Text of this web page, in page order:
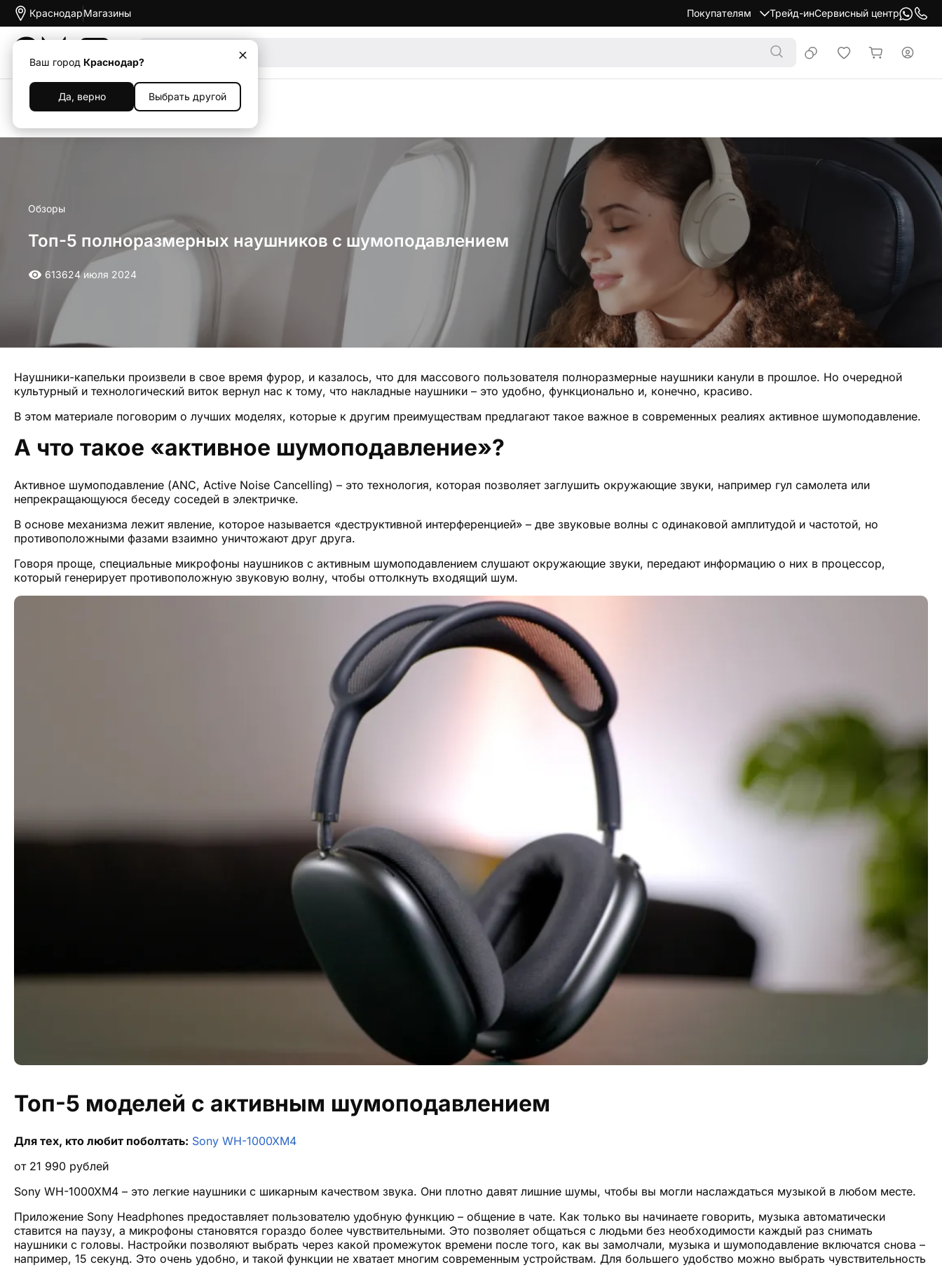
Краснодар
Ваш город Краснодар?
Да, верно Выбрать другой
Магазины Покупателям Трейд-инСервисный центр
Обзоры
Топ-5 полноразмерных наушников с шумоподавлением
613624 июля 2024
Наушники-капельки произвели в свое время фурор, и казалось, что для массового пользователя полноразмерные наушники канули в прошлое. Но очередной
культурный и технологический виток вернул нас к тому, что накладные наушники – это удобно, функционально и, конечно, красиво.
В этом материале поговорим о лучших моделях, которые к другим преимуществам предлагают такое важное в современных реалиях активное шумоподавление.
А что такое «активное шумоподавление»?
Активное шумоподавление (ANC, Active Noise Cancelling) – это технология, которая позволяет заглушить окружающие звуки, например гул самолета или
непрекращающуюся беседу соседей в электричке.
В основе механизма лежит явление, которое называется «деструктивной интерференцией» – две звуковые волны с одинаковой амплитудой и частотой, но
противоположными фазами взаимно уничтожают друг друга.
Говоря проще, специальные микрофоны наушников с активным шумоподавлением слушают окружающие звуки, передают информацию о них в процессор,
который генерирует противоположную звуковую волну, чтобы оттолкнуть входящий шум.
Топ-5 моделей с активным шумоподавлением
Для тех, кто любит поболтать: Sony WH-1000XM4
от 21 990 рублей
Sony WH-1000XM4 – это легкие наушники с шикарным качеством звука. Они плотно давят лишние шумы, чтобы вы могли наслаждаться музыкой в любом месте.
Приложение Sony Headphones предоставляет пользователю удобную функцию – общение в чате. Как только вы начинаете говорить, музыка автоматически
ставится на паузу, а микрофоны становятся гораздо более чувствительными. Это позволяет общаться с людьми без необходимости каждый раз снимать
наушники с головы. Настройки позволяют выбрать через какой промежуток времени после того, как вы замолчали, музыка и шумоподавление включатся снова –
например, 15 секунд. Это очень удобно, и такой функции не хватает многим современным устройствам. Для большего удобство можно выбрать чувствительность